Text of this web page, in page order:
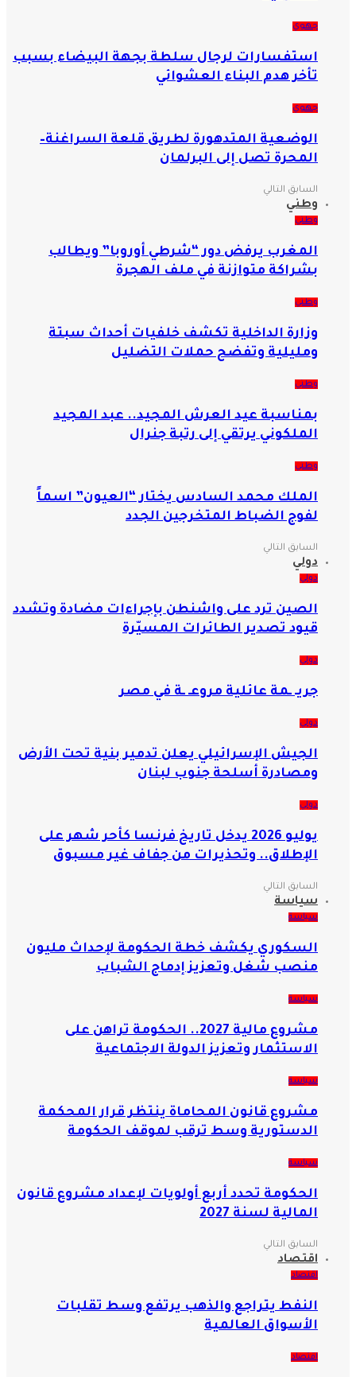
جهوي
استفسارات لرجال سلطة بجهة البيضاء بسبب
تأخر هدم البناء العشوائي
جهوي
الوضعية المتدهورة لطريق قلعة السراغنة–
المحرة تصل إلى البرلمان
السابقالتالي
وطني
وطني
المغرب يرفض دور “شرطي أوروبا” ويطالب
بشراكة متوازنة في ملف الهجرة
وطني
وزارة الداخلية تكشف خلفيات أحداث سبتة
ومليلية وتفضح حملات التضليل
وطني
بمناسبة عيد العرش المجيد.. عبد المجيد
الملكوني يرتقي إلى رتبة جنرال
وطني
الملك محمد السادس يختار “العيون” اسماً
لفوج الضباط المتخرجين الجدد
السابقالتالي
دولي
دولي
الصين ترد على واشنطن بإجراءات مضادة وتشدد
قيود تصدير الطائرات المسيّرة
دولي
جريـ ـمة عائلية مروعـ ـة في مصر
دولي
الجيش الإسرائيلي يعلن تدمير بنية تحت الأرض
ومصادرة أسلحة جنوب لبنان
دولي
يوليو 2026 يدخل تاريخ فرنسا كأحر شهر على
الإطلاق.. وتحذيرات من جفاف غير مسبوق
السابقالتالي
سياسة
سياسة
السكوري يكشف خطة الحكومة لإحداث مليون
منصب شغل وتعزيز إدماج الشباب
سياسة
مشروع مالية 2027.. الحكومة تراهن على
الاستثمار وتعزيز الدولة الاجتماعية
سياسة
مشروع قانون المحاماة ينتظر قرار المحكمة
الدستورية وسط ترقب لموقف الحكومة
سياسة
الحكومة تحدد أربع أولويات لإعداد مشروع قانون
المالية لسنة 2027
السابقالتالي
اقتصاد
اقتصاد
النفط يتراجع والذهب يرتفع وسط تقلبات
الأسواق العالمية
اقتصاد